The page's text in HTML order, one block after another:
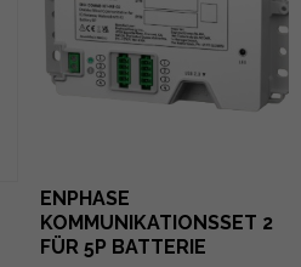
ENPHASE
KOMMUNIKATIONSSET 2
FÜR 5P BATTERIE